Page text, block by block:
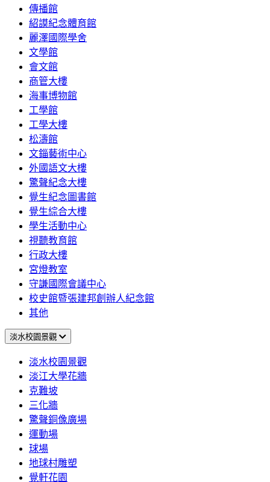
傳播館
紹謨紀念體育館
麗澤國際學舍
文學館
會文館
商管大樓
海事博物館
工學館
工學大樓
松濤館
文錙藝術中心
外國語文大樓
驚聲紀念大樓
覺生紀念圖書館
覺生綜合大樓
學生活動中心
視聽教育館
行政大樓
宮燈教室
守謙國際會議中心
校史館暨張建邦創辦人紀念館
其他
淡水校園景觀
淡水校園景觀
淡江大學花牆
克難坡
三化牆
驚聲銅像廣場
運動場
球場
地球村雕塑
覺軒花園